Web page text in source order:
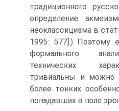
традиционного
определение
неоклассицизма в
1995: 577].) Поэтому
формального
технических
тривиальны и можно
более тонких
попадавших в поле